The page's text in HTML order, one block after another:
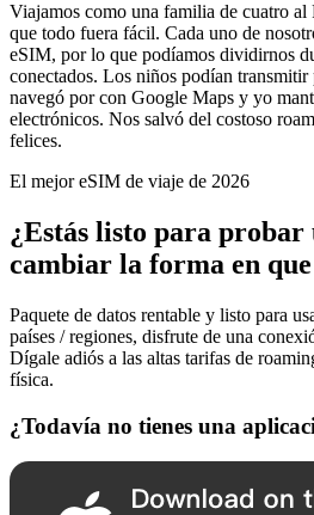
Viajamos como una familia de cuatro
que todo fuera fácil. Cada uno de
eSIM, por lo que podíamos dividirnos
conectados. Los niños podían transmitir
navegó por con Google Maps y yo
electrónicos. Nos salvó del costoso
felices.
El mejor eSIM de viaje de 2026
¿Estás listo para probar
cambiar la forma en que
Paquete de datos rentable y listo para
países / regiones, disfrute de una
Dígale adiós a las altas tarifas de
física.
¿Todavía no tienes una